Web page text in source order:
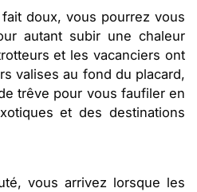
doux, vous pourrez vous
autant subir une chaleur
et les vacanciers ont
valises au fond du placard,
trêve pour vous faufiler en
et des destinations
vous arrivez lorsque les